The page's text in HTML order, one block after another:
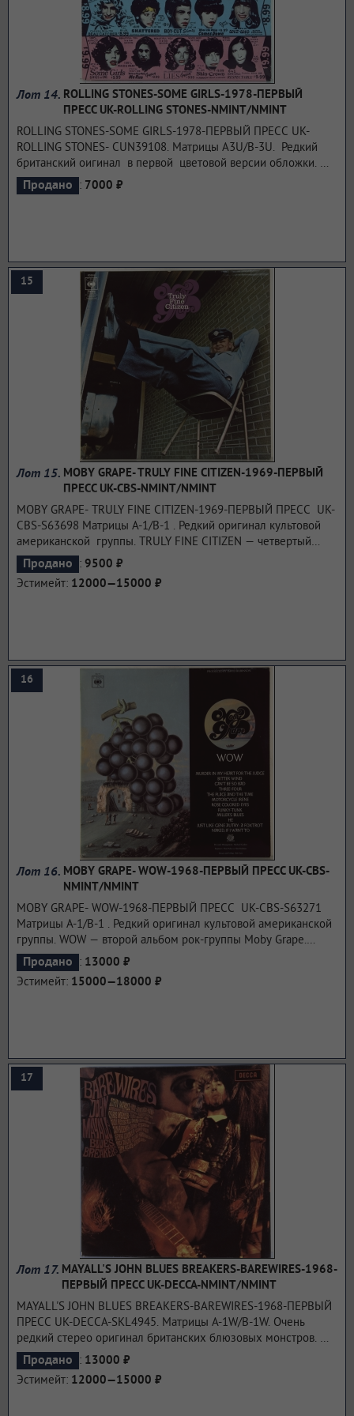
Лот 14. ROLLING STONES-SOME GIRLS-1978-ПЕРВЫЙ
ПРЕСС UK-ROLLING STONES-NMINT/NMINT
ROLLING STONES-SOME GIRLS-1978-ПЕРВЫЙ ПРЕСС UK-
ROLLING STONES- CUN39108. Матрицы A3U/B-3U. Редкий
британский оигинал в первой цветовой версии обложки.
Some Girls — четырнадцатый британский и шестнадцатый
американский студийный альбом The Rolling Stones, был
восторженные отзывы прессы, многие обозреватели назвали
его возвращением «Роллинг Стоунз» к истокам и их лучшим
альбомом со времён Exile on Main St.
Продано : 7000 ₽
15
Лот 15. MOBY GRAPE- TRULY FINE CITIZEN-1969-ПЕРВЫЙ
ПРЕСС UK-CBS-NMINT/NMINT
MOBY GRAPE- TRULY FINE CITIZEN-1969-ПЕРВЫЙ ПРЕСС UK-
CBS-S63698 Матрицы A-1/B-1 . Редкий оригинал культовой
американской группы. TRULY FINE CITIZEN — четвертый
студийный альбом американской рок-группы Moby Grape. Он
был выпущен 30 июля 1969 года Columbia Records. После
завершения работы над альбомом группа взяла перерыв до
Продано : 9500 ₽
Эстимейт: 12000—15000 ₽
16
Лот 16. MOBY GRAPE- WOW-1968-ПЕРВЫЙ ПРЕСС UK-CBS-
NMINT/NMINT
MOBY GRAPE- WOW-1968-ПЕРВЫЙ ПРЕСС UK-CBS-S63271
Матрицы A-1/B-1 . Редкий оригинал культовой американской
группы. WOW — второй альбом рок-группы Moby Grape.
Впервые он был выпущен в апреле 1968 года. Это был
самый высокий релиз Moby Grape в чартах США, занявший
20-ю строчку в чарте альбомов Billboard 200. Гитарист Майк
Продано : 13000 ₽
Эстимейт: 15000—18000 ₽
17
Лот 17. MAYALL'S JOHN BLUES BREAKERS-BAREWIRES-1968-
ПЕРВЫЙ ПРЕСС UK-DECCA-NMINT/NMINT
MAYALL'S JOHN BLUES BREAKERS-BAREWIRES-1968-ПЕРВЫЙ
ПРЕСС UK-DECCA-SKL4945. Матрицы A-1W/B-1W. Очень
редкий стерео оригинал британских блюзовых монстров.
John Mayall & the Bluesbreakers были английской блюзовой
рок- группой, возглавляемой певцом, композитором и
мультиинструменталистом John Mayall, Самое большое
Продано : 13000 ₽
Эстимейт: 12000—15000 ₽